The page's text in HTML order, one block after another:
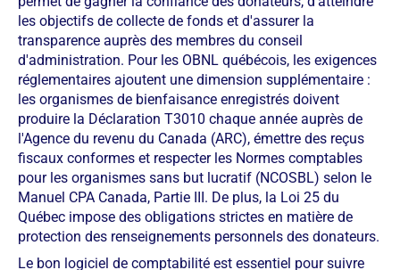
les objectifs de collecte de fonds et d'assurer la
transparence auprès des membres du conseil
d'administration. Pour les OBNL québécois, les exigences
réglementaires ajoutent une dimension supplémentaire :
les organismes de bienfaisance enregistrés doivent
produire la Déclaration T3010 chaque année auprès de
l'Agence du revenu du Canada (ARC), émettre des reçus
fiscaux conformes et respecter les Normes comptables
pour les organismes sans but lucratif (NCOSBL) selon le
Manuel CPA Canada, Partie III. De plus, la Loi 25 du
Québec impose des obligations strictes en matière de
protection des renseignements personnels des donateurs.
Le bon logiciel de comptabilité est essentiel pour suivre